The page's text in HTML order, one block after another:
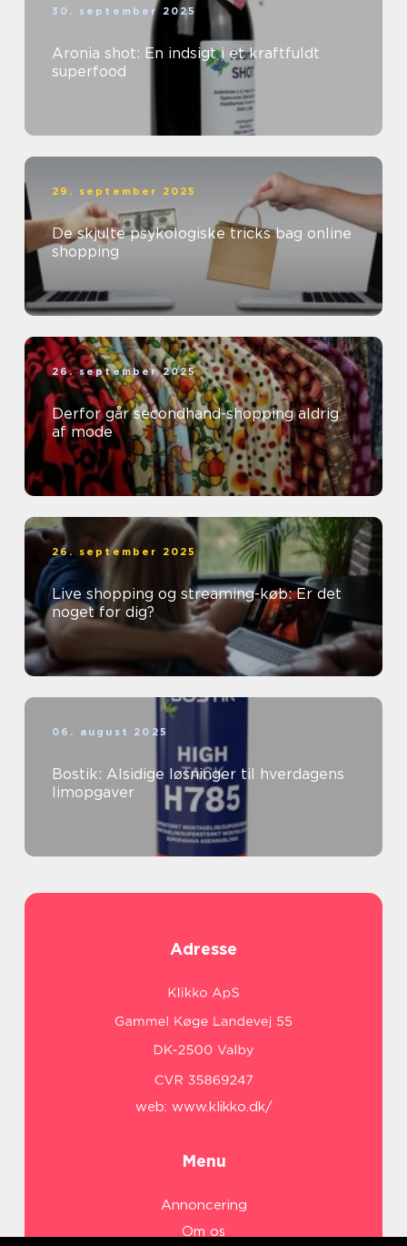
30. september 2025
Aronia shot: En indsigt i et kraftfuldt
superfood
29. september 2025
De skjulte psykologiske tricks bag online
shopping
26. september 2025
Derfor går secondhand-shopping aldrig
af mode
26. september 2025
Live shopping og streaming-køb: Er det
noget for dig?
06. august 2025
Bostik: Alsidige løsninger til hverdagens
limopgaver
Adresse
web: www.klikko.dk/
Menu
Annoncering
Om os